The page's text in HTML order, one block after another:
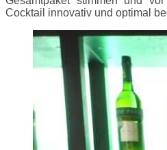
Cocktail innovativ und optimal